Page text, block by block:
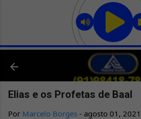
Pular para o conteúdo
Elias e os Profetas de Baal
Por Marcelo Borges - agosto 01, 2021